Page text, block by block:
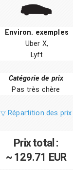
Environ. exemples
Uber X,
Lyft
Catégorie de prix
Pas très chère
▽ Répartition des prix
Prix total :
~ 129.71 EUR